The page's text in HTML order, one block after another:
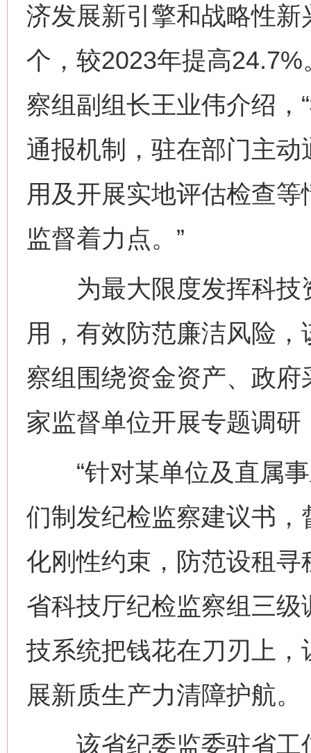
济发展新引擎和战略性
个，较2023年提高
察组副组长王业伟介绍，
通报机制，驻在部门主
用及开展实地评估检查
监督着力点。”
为最大限度发挥科技
用，有效防范廉洁风险
察组围绕资金资产、政
家监督单位开展专题调
“针对某单位及直属事
们制发纪检监察建议书
化刚性约束，防范设租寻
省科技厅纪检监察组三
技系统把钱花在刀刃上，
展新质生产力清障护航。
该省纪委监委驻省工